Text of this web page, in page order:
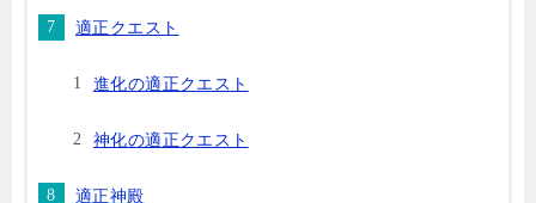
適正クエスト
進化の適正クエスト
神化の適正クエスト
適正神殿